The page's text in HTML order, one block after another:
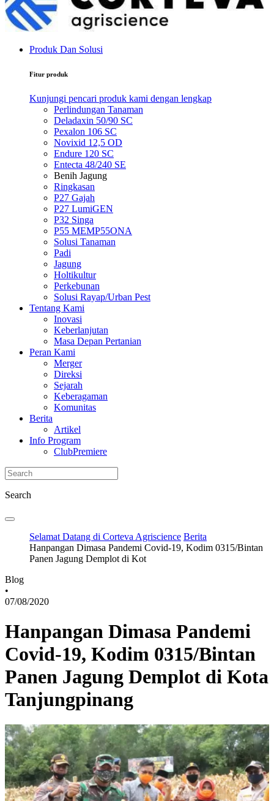
Produk Dan Solusi
Fitur produk
Kunjungi pencari produk kami dengan lengkap
Perlindungan Tanaman
Deladaxin 50/90 SC
Pexalon 106 SC
Novixid 12,5 OD
Endure 120 SC
Entecta 48/240 SE
Benih Jagung
Ringkasan
P27 Gajah
P27 LumiGEN
P32 Singa
P55 MEMP55ONA
Solusi Tanaman
Padi
Jagung
Holtikultur
Perkebunan
Solusi Rayap/Urban Pest
Tentang Kami
Inovasi
Keberlanjutan
Masa Depan Pertanian
Peran Kami
Merger
Direksi
Sejarah
Keberagaman
Komunitas
Berita
Artikel
Info Program
ClubPremiere
Search
Selamat Datang di Corteva Agriscience Berita
Hanpangan Dimasa Pandemi Covid-19, Kodim 0315/Bintan
Panen Jagung Demplot di Kot
Blog
•
07/08/2020
Hanpangan Dimasa Pandemi
Covid-19, Kodim 0315/Bintan
Panen Jagung Demplot di Kota
Tanjungpinang